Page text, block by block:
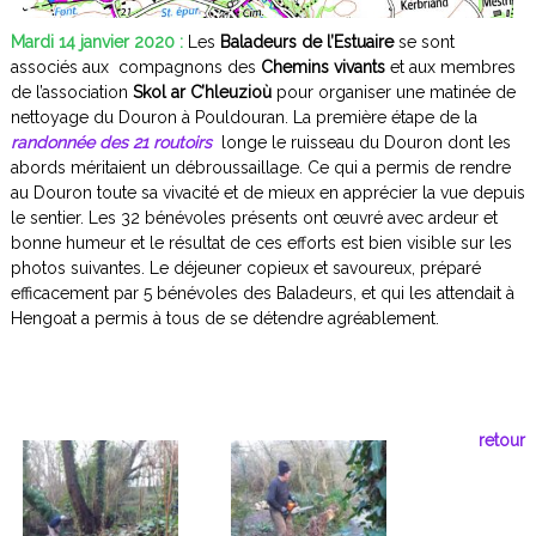
t
u
a
i
r
e
s
,
e
n
d
s
l
s
e
n
t
.
P
y
h
Mardi 14 janvier 2020 : Les Baladeurs de l’Estuairese sont
associés aux compagnons des Chemins vivantset aux membres
de l’association Skol ar C’hleuzioùpour organiser une matinée de
nettoyage du Douron à Pouldouran. La première étape de la
randonnée des 21 routoirslonge le ruisseau du Douron dont les
abords méritaient un débroussaillage. Ce qui a permis de rendre
au Douron toute sa vivacité et de mieux en apprécier la vue depuis
le sentier. Les 32 bénévoles présents ont œuvré avec ardeur et
bonne humeur et le résultat de ces efforts est bien visible sur les
photos suivantes. Le déjeuner copieux et savoureux, préparé
efficacement par 5 bénévoles des Baladeurs, et qui les attendait à
Hengoat a permis à tous de se détendre agréablement.
retour